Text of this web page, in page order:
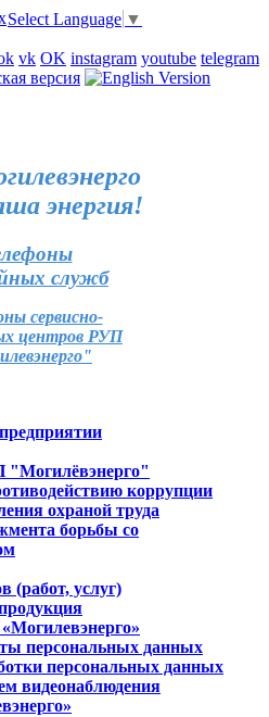
Select Language ▼
vk OK instagram youtube telegram
энергия!
служб
сервисно-
центров РУП
"Могилёвэнерго"
коррупции
охраной труда
борьбы со
(работ, услуг)
персональных данных
персональных данных
видеонаблюдения